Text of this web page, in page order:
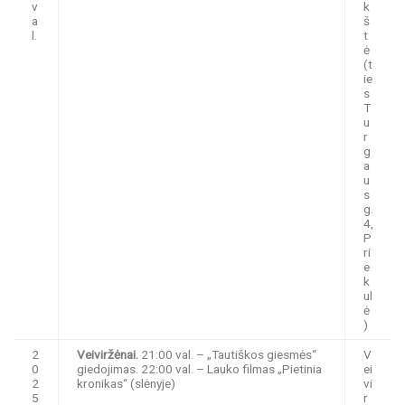
v
a
l.
k
š
t
ė
(t
ie
s
T
u
r
g
a
u
s
g.
4,
P
ri
e
k
ul
ė
)
2
0
2
5
Veiviržėnai. 21:00 val. – „Tautiškos giesmės“
giedojimas. 22:00 val. – Lauko filmas „Pietinia
kronikas“ (slėnyje)
V
ei
vi
r